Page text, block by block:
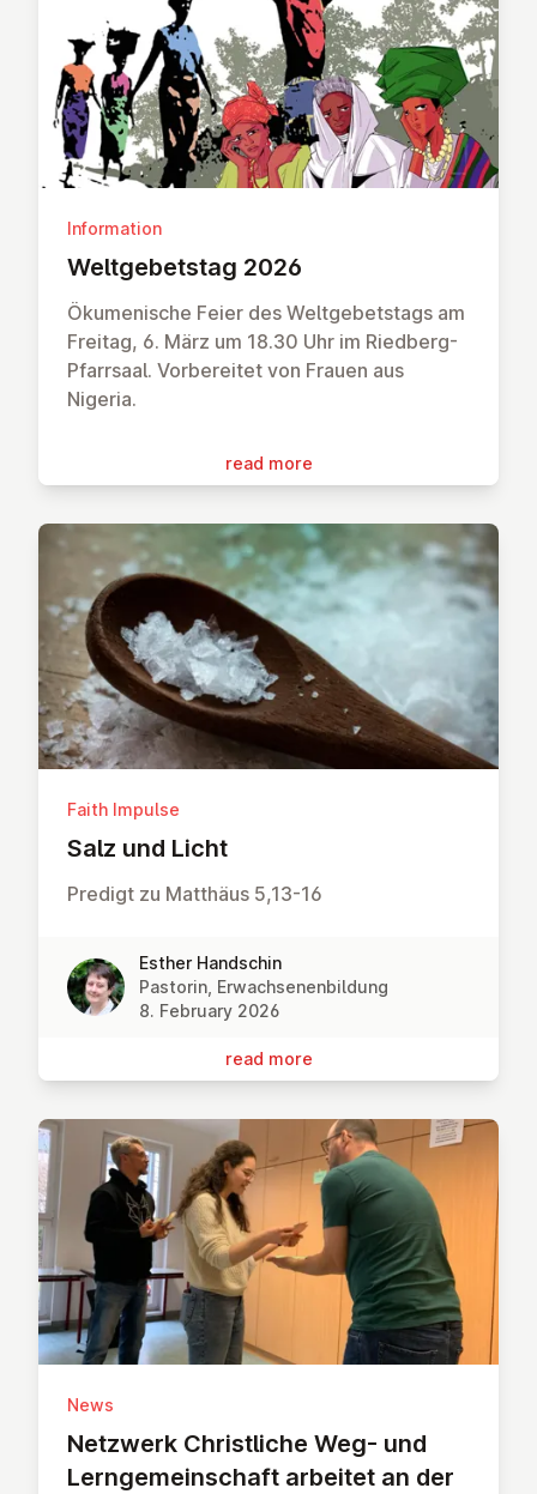
Information
Welt­ge­b­et­stag 2026
Ökumenische Feier des Weltgebetstags am
Freitag, 6. März um 18.30 Uhr im Riedberg-
Pfarrsaal. Vorbereitet von Frauen aus
Nigeria.
read more
Faith Impulse
Salz und Licht
Predigt zu Matthäus 5,13-16
Esther Handschin
Pastorin, Erwachsenenbildung
8. February 2026
read more
News
Netzwerk Christ­liche Weg- und
Lernge­meinsch­aft arbeitet an der